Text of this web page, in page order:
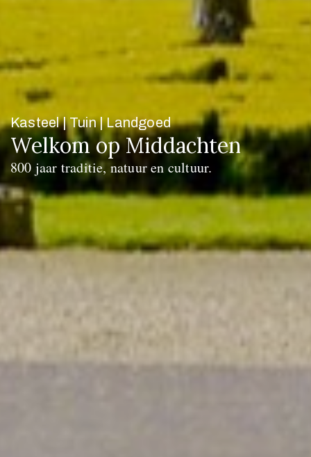
Kasteel | Tuin | Landgoed
Welkom op Middachten
800 jaar traditie, natuur en cultuur.